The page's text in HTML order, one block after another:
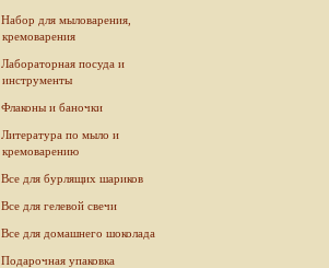
Набор для мыловарения,
кремоварения
Лабораторная посуда и
инструменты
Флаконы и баночки
Литература по мыло и
кремоварению
Все для бурлящих шариков
Все для гелевой свечи
Все для домашнего шоколада
Подарочная упаковка